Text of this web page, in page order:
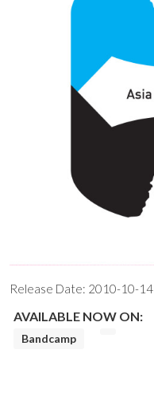
Release Date: 2010-10-14
AVAILABLE NOW ON:
Bandcamp